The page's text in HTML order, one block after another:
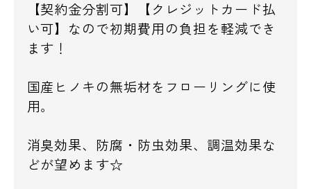
【契約金分割可】【クレジットカード払
い可】なので初期費用の負担を軽減でき
ます！
国産ヒノキの無垢材をフローリングに使
用。
消臭効果、防腐・防虫効果、調温効果な
どが望めます☆